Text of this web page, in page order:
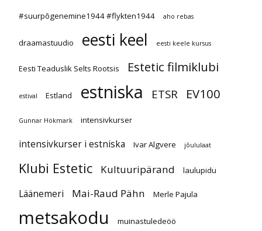
#suurpõgenemine1944 #flykten1944 aho rebas
draamastuudio eesti keel eesti keele kursus
Eesti Teaduslik Selts Rootsis Estetic filmiklubi
estival Estland estniska ETSR EV100
Gunnar Hökmark intensivkurser
intensivkurser i estniska Ivar Algvere jõululaat
Klubi Estetic Kultuuripärand laulupidu
Läänemeri Mai-Raud Pähn Merle Pajula
metsakodu muinastuledeöö